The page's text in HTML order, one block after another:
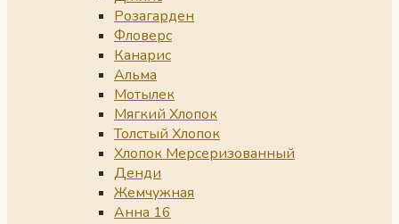
Розагарден
Фловерс
Канарис
Альма
Мотылек
Мягкий Хлопок
Толстый Хлопок
Хлопок Мерсеризованный
Денди
Жемчужная
Анна 16